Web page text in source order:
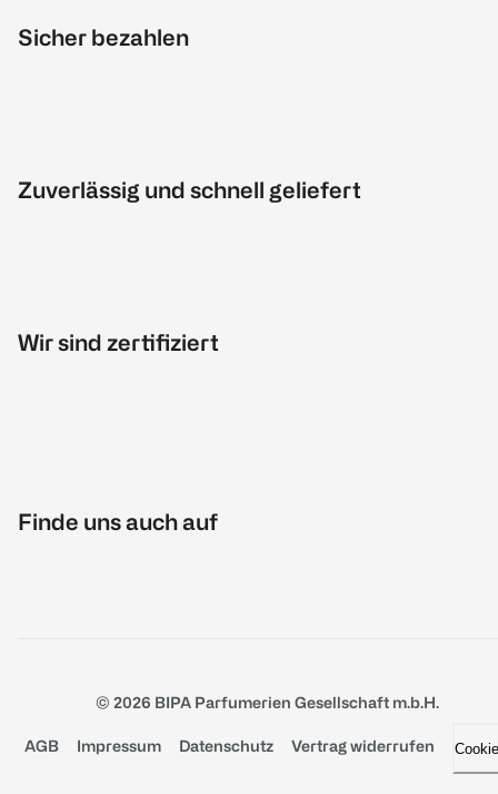
Sicher bezahlen
Zuverlässig und schnell geliefert
Wir sind zertifiziert
Finde uns auch auf
© 2026 BIPA Parfumerien Gesellschaft m.b.H.
AGB Impressum Datenschutz Vertrag widerrufen